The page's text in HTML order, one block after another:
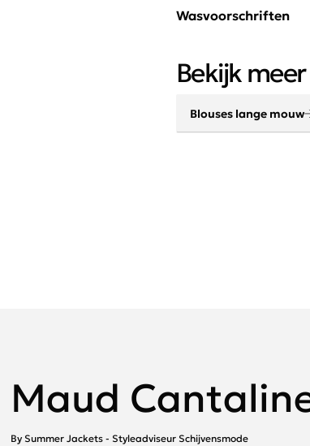
Wasvoorschriften
Bekijk meer
Blouses lange mouw
Maud
By Summer Jackets - Styleadviseur Schijvensmode